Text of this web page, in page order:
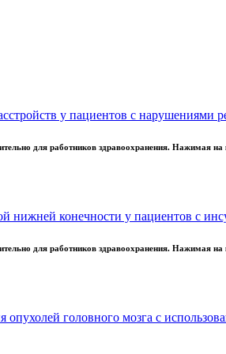
молодых неврологов 2025
у пациентов с нарушениями
для работников здравоохранения. Нажимая
нижней конечности у пациентов с
для работников здравоохранения. Нажимая
головного мозга с